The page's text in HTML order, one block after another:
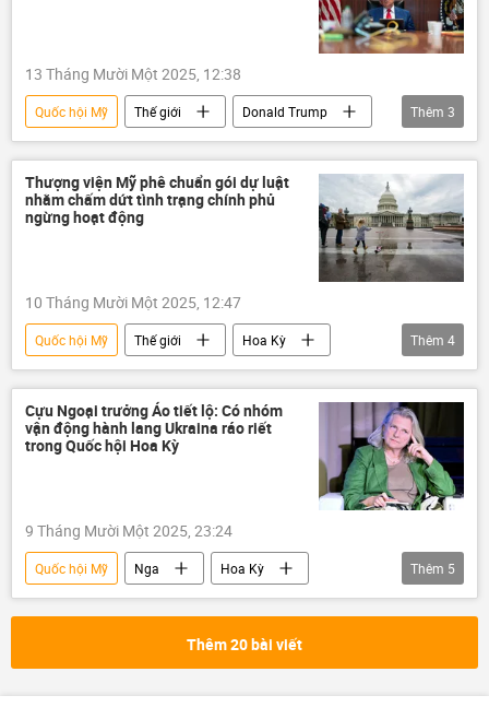
13 Tháng Mười Một 2025, 12:38
Quốc hội Mỹ Thế giới
Donald Trump
Hoa Kỳ
Chính phủ Kinh tế
Thêm 3
Thượng viện Mỹ phê chuẩn gói dự luật
nhằm chấm dứt tình trạng chính phủ
ngừng hoạt động
10 Tháng Mười Một 2025, 12:47
Quốc hội Mỹ Thế giới
Hoa Kỳ
Thượng viện Mỹ
Chính phủ
Đảng Cộng hòa
đảng Dân chủ Mỹ
Thêm 4
Cựu Ngoại trưởng Áo tiết lộ: Có nhóm
vận động hành lang Ukraina ráo riết
trong Quốc hội Hoa Kỳ
9 Tháng Mười Một 2025, 23:24
Quốc hội Mỹ Nga
Hoa Kỳ
thông tin
Thế giới
phương Tây
Cuộc khủng hoảng ở Ukraina
Thêm 5
Thêm 20 bài viết